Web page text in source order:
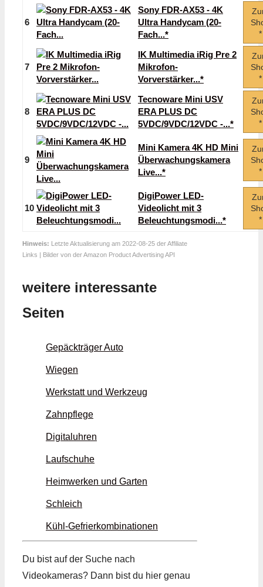
6
Sony FDR-AX53 - 4K
Ultra Handycam (20-
Fach...*
*
7
IK Multimedia iRig Pre 2
Mikrofon-
Vorverstärker...*
*
8
Tecnoware Mini USV
ERA PLUS DC
5VDC/9VDC/12VDC -...*
*
9
Mini Kamera 4K HD Mini
Überwachungskamera
Live...*
*
10
DigiPower LED-
Videolicht mit 3
Beleuchtungsmodi...*
*
Hinweis: Letzte Aktualisierung am 2022-08-25 der Affiliate
Links | Bilder von der Amazon Product Advertising API
weitere interessante
Seiten
Gepäckträger Auto
Wiegen
Werkstatt und Werkzeug
Zahnpflege
Digitaluhren
Laufschuhe
Heimwerken und Garten
Schleich
Kühl-Gefrierkombinationen
Du bist auf der Suche nach
Videokameras? Dann bist du hier genau